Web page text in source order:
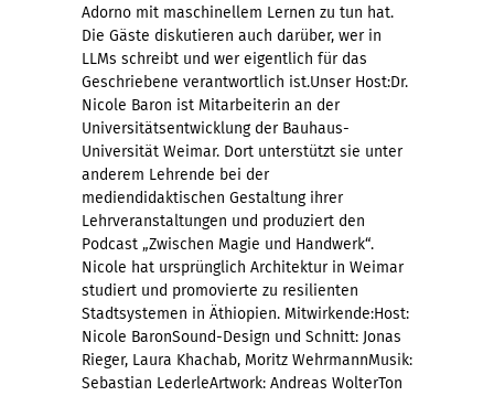
Adorno mit maschinellem Lernen zu tun hat.
Die Gäste diskutieren auch darüber, wer in
LLMs schreibt und wer eigentlich für das
Geschriebene verantwortlich ist.Unser Host:Dr.
Nicole Baron ist Mitarbeiterin an der
Universitätsentwicklung der Bauhaus-
Universität Weimar. Dort unterstützt sie unter
anderem Lehrende bei der
mediendidaktischen Gestaltung ihrer
Lehrveranstaltungen und produziert den
Podcast „Zwischen Magie und Handwerk“.
Nicole hat ursprünglich Architektur in Weimar
studiert und promovierte zu resilienten
Stadtsystemen in Äthiopien. Mitwirkende:Host:
Nicole BaronSound-Design und Schnitt: Jonas
Rieger, Laura Khachab, Moritz WehrmannMusik:
Sebastian LederleArtwork: Andreas WolterTon